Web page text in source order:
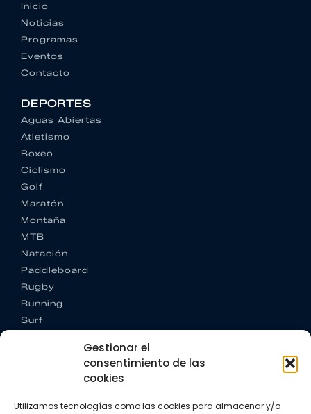
Gestionar el
consentimiento de las
cookies
Utilizamos tecnologías como las cookies para almacenar y/o
Inicio
Noticias
Programas
Eventos
Contacto
DEPORTES
Aguas Abiertas
Atletismo
Boxeo
Ciclismo
Golf
Maratón
Montaña
MTB
Natación
Paddleboard
Rugby
Running
Surf
CONTACTO
+34 662 342 177